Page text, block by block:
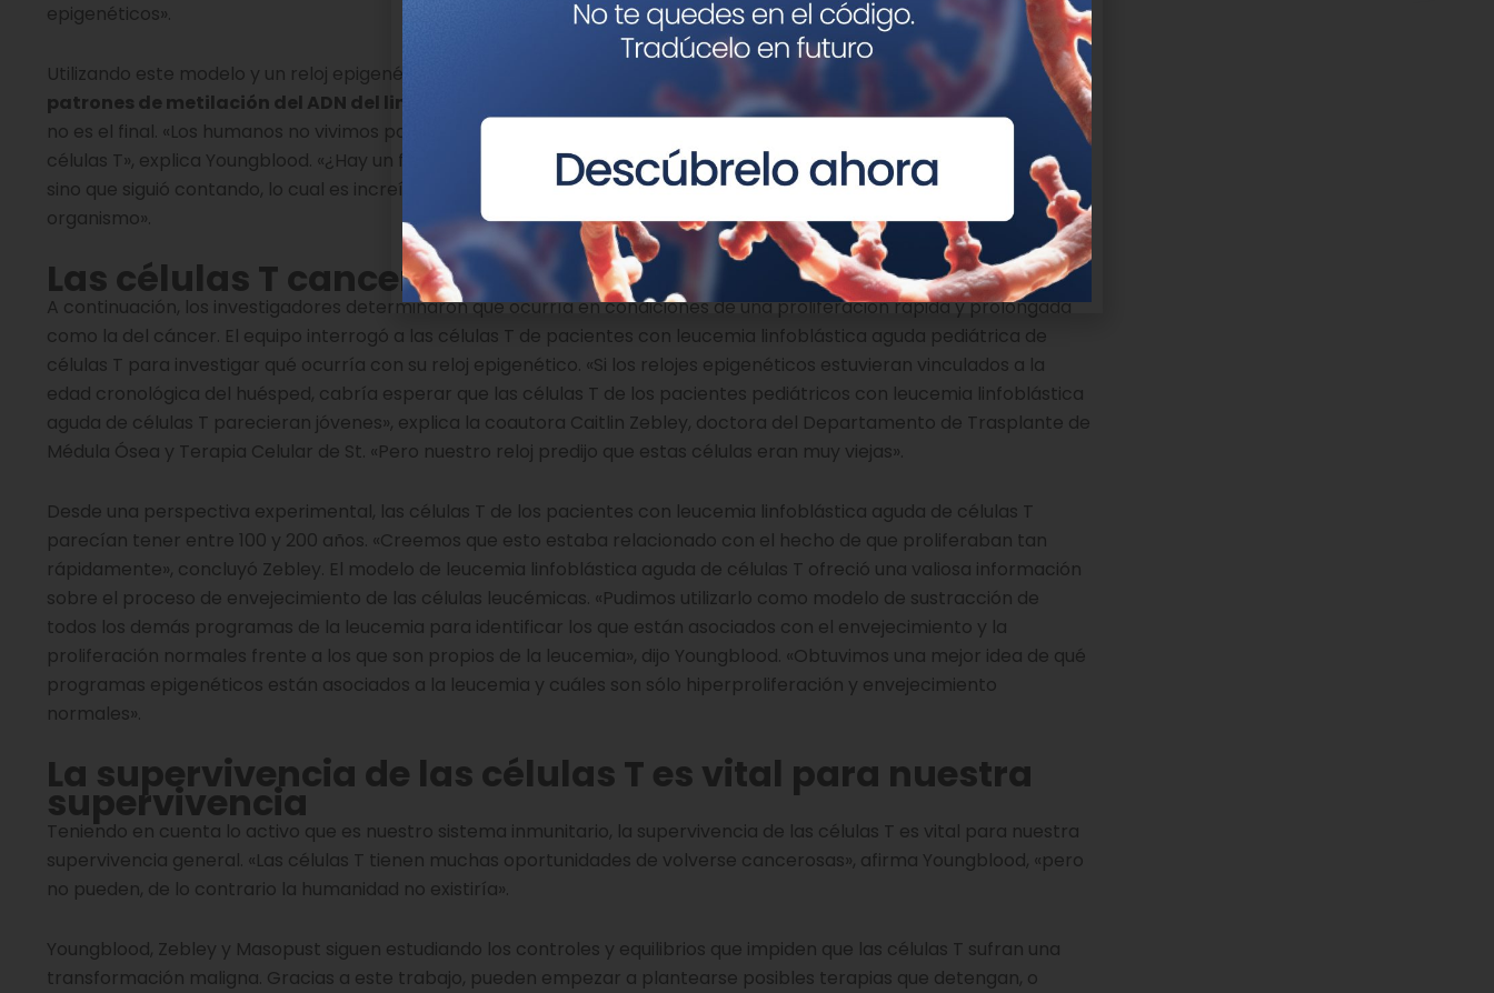
epigenéticos».
Utilizando este modelo y un reloj epigenético que desarrollaron para las células T, los investigadores exploraron los
patrones de metilación del ADN del linaje de células T
. Descubrieron que la edad es sólo un número y que la muerte
no es el final. «Los humanos no vivimos para siempre. Pero en este caso podíamos poner a prueba ese concepto en las
células T», explica Youngblood. «¿Hay un final para el reloj epigenético? ¿Se estabiliza? Y no lo hizo durante cuatro vidas,
sino que siguió contando, lo cual es increíble. Estas células no se rigen por los límites razonables de la vida de un
organismo».
Las células T cancerosas parecen centenarias
A continuación, los investigadores determinaron qué ocurría en condiciones de una proliferación rápida y prolongada
como la del cáncer. El equipo interrogó a las células T de pacientes con leucemia linfoblástica aguda pediátrica de
células T para investigar qué ocurría con su reloj epigenético. «Si los relojes epigenéticos estuvieran vinculados a la
edad cronológica del huésped, cabría esperar que las células T de los pacientes pediátricos con leucemia linfoblástica
aguda de células T parecieran jóvenes», explica la coautora Caitlin Zebley, doctora del Departamento de Trasplante de
Médula Ósea y Terapia Celular de St. «Pero nuestro reloj predijo que estas células eran muy viejas».
Desde una perspectiva experimental, las células T de los pacientes con leucemia linfoblástica aguda de células T
parecían tener entre 100 y 200 años. «Creemos que esto estaba relacionado con el hecho de que proliferaban tan
rápidamente», concluyó Zebley. El modelo de leucemia linfoblástica aguda de células T ofreció una valiosa información
sobre el proceso de envejecimiento de las células leucémicas. «Pudimos utilizarlo como modelo de sustracción de
todos los demás programas de la leucemia para identificar los que están asociados con el envejecimiento y la
proliferación normales frente a los que son propios de la leucemia», dijo Youngblood. «Obtuvimos una mejor idea de qué
programas epigenéticos están asociados a la leucemia y cuáles son sólo hiperproliferación y envejecimiento
normales».
La supervivencia de las células T es vital para nuestra
supervivencia
Teniendo en cuenta lo activo que es nuestro sistema inmunitario, la supervivencia de las células T es vital para nuestra
supervivencia general. «Las células T tienen muchas oportunidades de volverse cancerosas», afirma Youngblood, «pero
no pueden, de lo contrario la humanidad no existiría».
Youngblood, Zebley y Masopust siguen estudiando los controles y equilibrios que impiden que las células T sufran una
transformación maligna. Gracias a este trabajo, pueden empezar a plantearse posibles terapias que detengan, o